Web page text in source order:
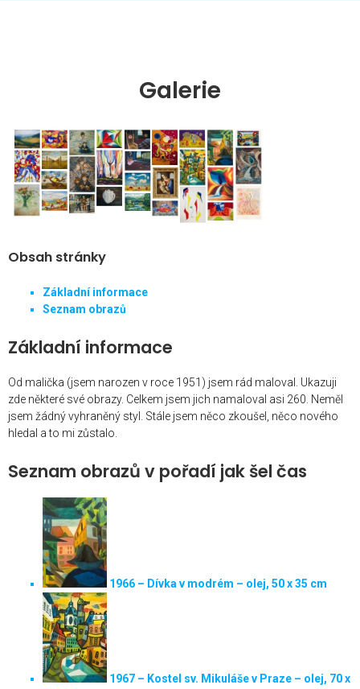
Galerie
Obsah stránky
Základní informace
Seznam obrazů
Základní informace
Od malička (jsem narozen v roce 1951) jsem rád maloval. Ukazuji
zde některé své obrazy. Celkem jsem jich namaloval asi 260. Neměl
jsem žádný vyhraněný styl. Stále jsem něco zkoušel, něco nového
hledal a to mi zůstalo.
Seznam obrazů v pořadí jak šel čas
1966 – Dívka v modrém – olej, 50 x 35 cm
1967 – Kostel sv. Mikuláše v Praze – olej, 70 x